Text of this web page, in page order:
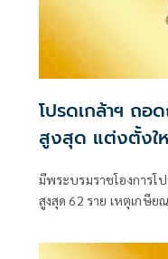
โปรดเกล้าฯ ถอ
สูงสุด แต่งตั้งใ
มีพระบรมราชโองการโ
สูงสุด 62 ราย เหตุเกษี
แทน 51 ราย